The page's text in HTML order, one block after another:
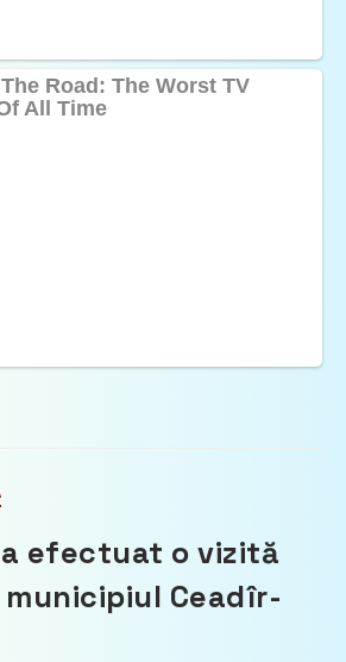
a efectuat o vizită
Ceadîr-